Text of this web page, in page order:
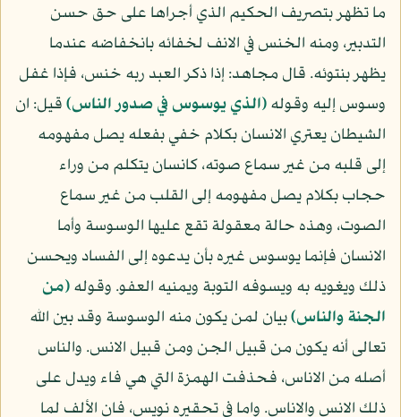
ما تظهر بتصريف الحكيم الذي أجراها على حق حسن
التدبير، ومنه الخنس في الانف لخفائه بانخفاضه عندما
يظهر بنتوئه. قال مجاهد: إذا ذكر العبد ربه خنس، فإذا غفل
وسوس إليه وقوله(الذي يوسوس في صدور الناس)قيل: ان
الشيطان يعتري الانسان بكلام خفي بفعله يصل مفهومه
إلى قلبه من غير سماع صوته، كانسان يتكلم من وراء
حجاب بكلام يصل مفهومه إلى القلب من غير سماع
الصوت، وهذه حالة معقولة تقع عليها الوسوسة وأما
الانسان فإنما يوسوس غيره بأن يدعوه إلى الفساد ويحسن
ذلك ويغويه به ويسوفه التوبة ويمنيه العفو. وقوله(من
الجنة والناس)بيان لمن يكون منه الوسوسة وقد بين الله
تعالى أنه يكون من قبيل الجن ومن قبيل الانس. والناس
أصله من الاناس، فحذفت الهمزة التي هي فاء ويدل على
ذلك الانس والاناس. واما في تحقيره نويس، فان الألف لما